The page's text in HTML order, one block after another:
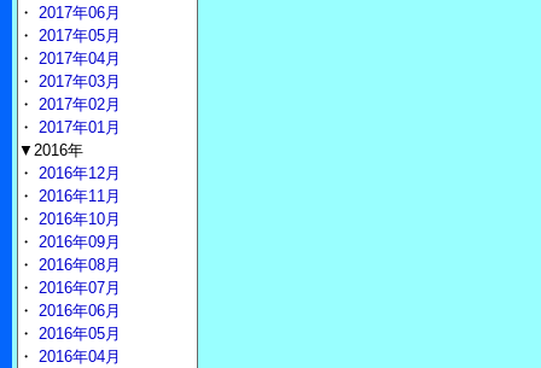
・ 2017年06月
・ 2017年05月
・ 2017年04月
・ 2017年03月
・ 2017年02月
・ 2017年01月
▼2016年
・ 2016年12月
・ 2016年11月
・ 2016年10月
・ 2016年09月
・ 2016年08月
・ 2016年07月
・ 2016年06月
・ 2016年05月
・ 2016年04月